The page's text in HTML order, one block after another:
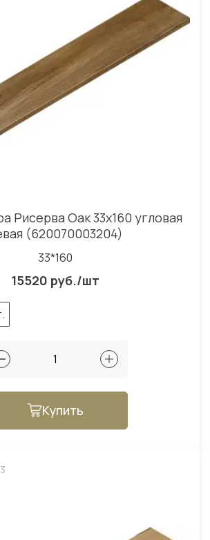
Рисерва Оак 33x160 угловая
(620070003204)
33*160
15520 руб./шт
Купить